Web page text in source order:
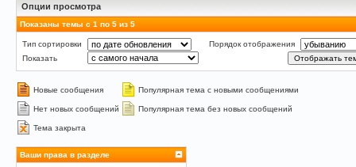
Опции просмотра
Показаны темы с 1 по 5 из 5
Тип сортировки
Порядок отображения
Показать
Новые сообщения Популярная тема с новыми сообщениями
Нет новых сообщений Популярная тема без новых сообщений
Тема закрыта
Ваши права в разделе